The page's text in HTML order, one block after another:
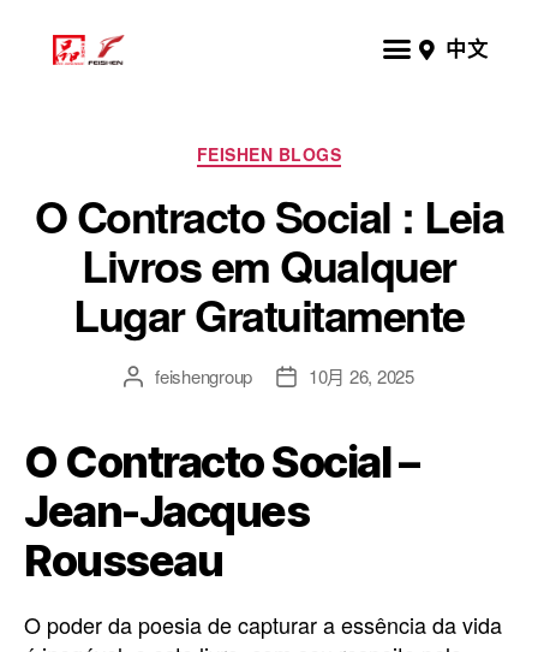
中文
FEISHEN BLOGS
O Contracto Social : Leia
Livros em Qualquer
Lugar Gratuitamente
feishengroup 10月 26, 2025
O Contracto Social –
Jean-Jacques
Rousseau
O poder da poesia de capturar a essência da vida